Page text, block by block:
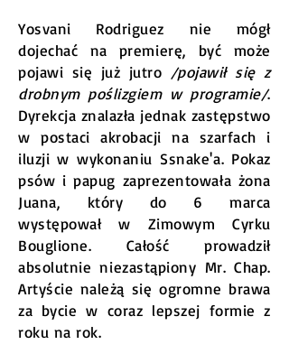
Yosvani Rodriguez nie mógł
dojechać na premierę, być może
pojawi się już jutro /pojawił się z
drobnym poślizgiem w programie/.
Dyrekcja znalazła jednak zastępstwo
w postaci akrobacji na szarfach i
iluzji w wykonaniu Ssnake'a. Pokaz
psów i papug zaprezentowała żona
Juana, który do 6 marca
występował w Zimowym Cyrku
Bouglione. Całość prowadził
absolutnie niezastąpiony Mr. Chap.
Artyście należą się ogromne brawa
za bycie w coraz lepszej formie z
roku na rok.